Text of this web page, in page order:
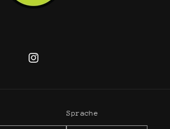
Instagram
Sprache